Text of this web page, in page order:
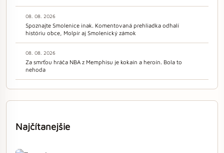
08. 08. 2026
Spoznajte Smolenice inak. Komentovaná prehliadka odhalí
históriu obce, Molpír aj Smolenický zámok
08. 08. 2026
Za smrťou hráča NBA z Memphisu je kokaín a heroín. Bola to
nehoda
Najčítanejšie